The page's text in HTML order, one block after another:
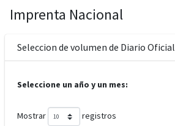
Imprenta Nacional
Seleccion de volumen de Diario Oficial
Seleccione un año y un mes:
Mostrar registros